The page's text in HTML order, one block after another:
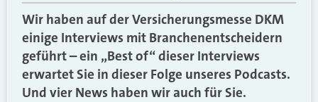
Wir haben auf der Versicherungsmesse DKM
einige Interviews mit Branchenentscheidern
geführt – ein „Best of“ dieser Interviews
erwartet Sie in dieser Folge unseres Podcasts.
Und vier News haben wir auch für Sie.